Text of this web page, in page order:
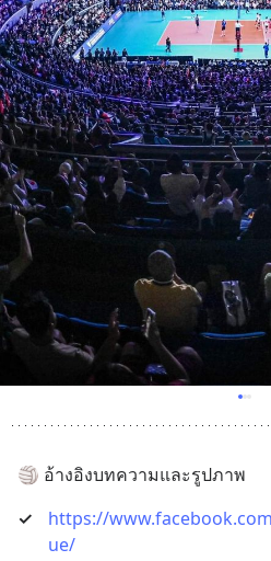
🏐 อ้างอิงบทความและรูปภาพ
✓
https://
ue/